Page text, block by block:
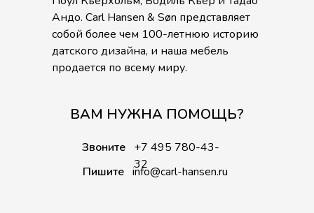
Андо. Carl Hansen & Søn представляет
собой более чем 100-летнюю историю
датского дизайна, и наша мебель
продается по всему миру.
ВАМ НУЖНА ПОМОЩЬ?
Звоните +7 495 780-43-
32
Пишите info@carl-hansen.ru